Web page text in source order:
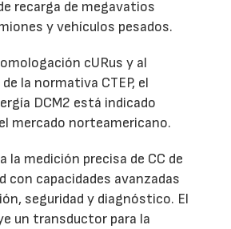
recarga de megavatios
y vehículos pesados.
cURus y al
la normativa CTEP, el
DCM2 está indicado
mercado norteamericano.
la medición precisa de CC de
con capacidades avanzadas
seguridad y diagnóstico. El
un transductor para la